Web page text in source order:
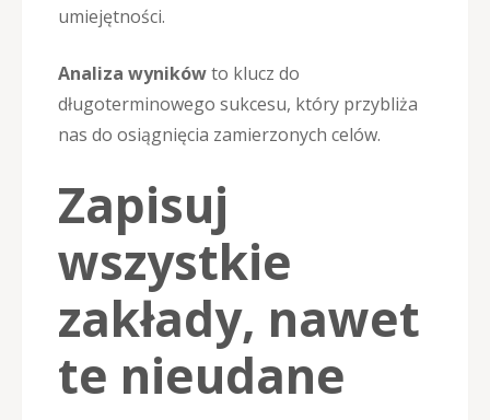
umiejętności.
Analiza wynikówto klucz do
długoterminowego sukcesu, który przybliża
nas do osiągnięcia zamierzonych celów.
Zapisuj
wszystkie
zakłady, nawet
te nieudane